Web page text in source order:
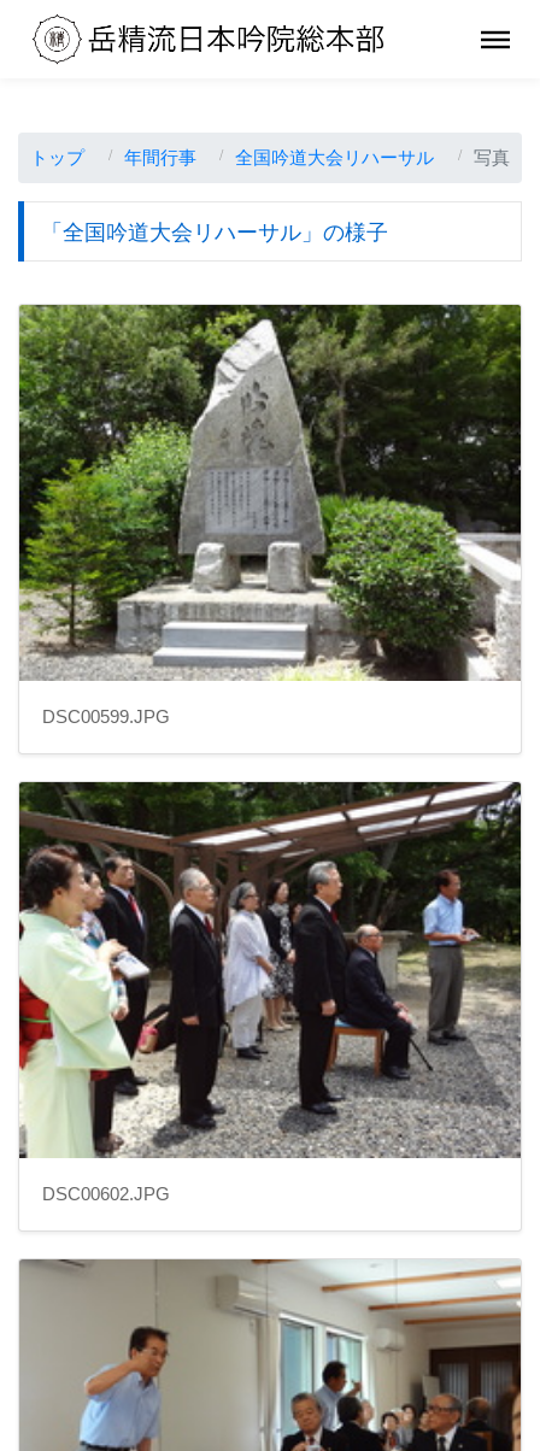
トップ 年間行事 全国吟道大会リハーサル 写真
「全国吟道大会リハーサル」の様子
DSC00599.JPG
DSC00602.JPG